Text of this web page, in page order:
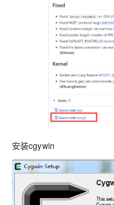
安装cgywin